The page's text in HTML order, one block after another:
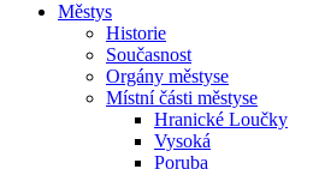
Městys
Historie
Současnost
Orgány městyse
Místní části městyse
Hranické Loučky
Vysoká
Poruba